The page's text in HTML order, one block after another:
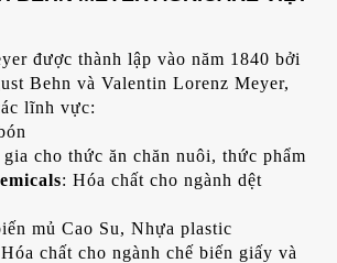
được thành lập vào năm 1840 bởi
Behn và Valentin Lorenz Meyer,
lĩnh vực:
gia cho thức ăn chăn nuôi, thức phẩm
: Hóa chất cho ngành dệt
mủ Cao Su, Nhựa plastic
chất cho ngành chế biến giấy và